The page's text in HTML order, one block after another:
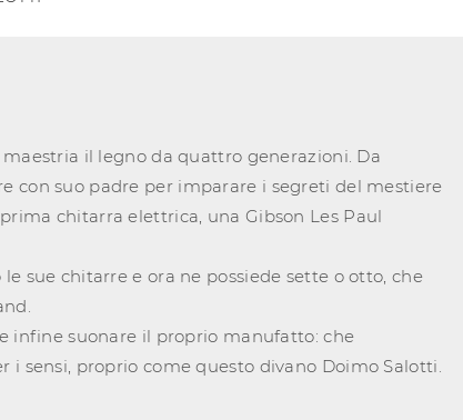
il legno da quattro generazioni. Da
con suo padre per imparare i segreti del mestiere
chitarra elettrica, una Gibson Les Paul
sue chitarre e ora ne possiede sette o otto, che
infine suonare il proprio manufatto: che
i sensi, proprio come questo divano Doimo Salotti.